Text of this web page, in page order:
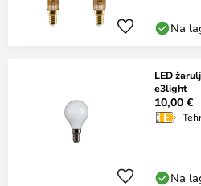
Na
LED
e3light
10,00 €
Na